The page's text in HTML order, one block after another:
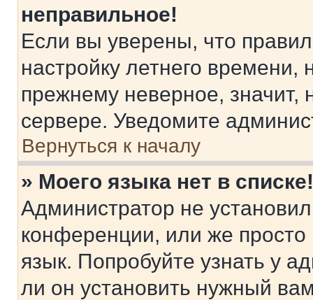
неправильное!
Если вы уверены, что
настройку летнего
прежнему неверное, значит,
сервере. Уведомите
Вернуться к началу
» Моего языка нет в списке!
Администратор не
конференции, или же
язык. Попробуйте узнать у
ли он установить нужный